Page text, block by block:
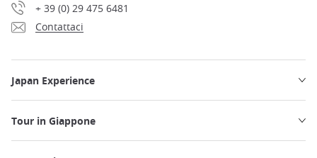
+ 39 (0) 29 475 6481
Contattaci
Japan Experience
Tour in Giappone